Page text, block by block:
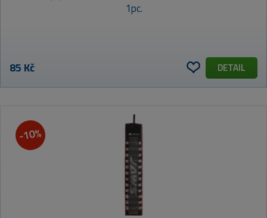
1pc.
85 Kč DETAIL
-10%